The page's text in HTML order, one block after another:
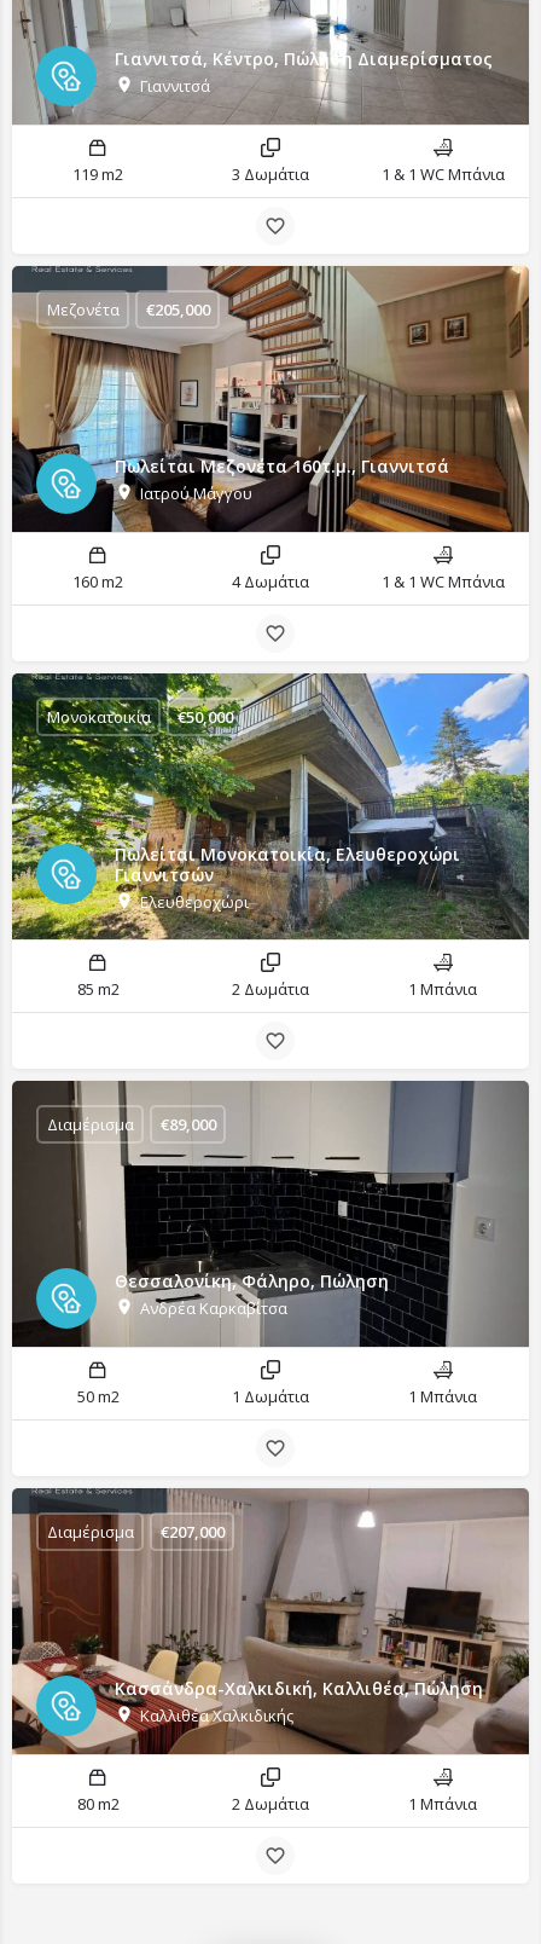
Γιαννιτσά, Κέντρο, Πώληση Διαμερίσματος
Γιαννιτσά
119 m2 3 Δωμάτια 1 & 1 WC Μπάνια
Πωλείται Μεζονέτα 160τ.μ., Γιαννιτσά
Ιατρού Μάγγου
Μεζονέτα €205,000
160 m2 4 Δωμάτια 1 & 1 WC Μπάνια
Πωλείται Μονοκατοικία, Ελευθεροχώρι
Γιαννιτσών
Ελευθεροχώρι
Μονοκατοικία €50,000
85 m2 2 Δωμάτια 1 Μπάνια
Θεσσαλονίκη, Φάληρο, Πώληση
Ανδρέα Καρκαβίτσα
Διαμέρισμα €89,000
50 m2 1 Δωμάτια 1 Μπάνια
Κασσάνδρα-Χαλκιδική, Καλλιθέα, Πώληση
Καλλιθέα Χαλκιδικής
Διαμέρισμα €207,000
80 m2 2 Δωμάτια 1 Μπάνια